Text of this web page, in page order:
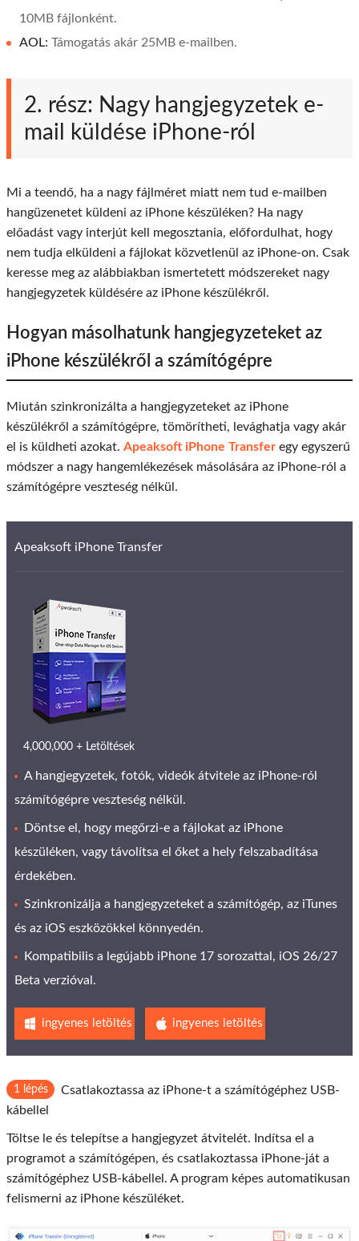
10MB fájlonként.
AOL: Támogatás akár 25MB e-mailben.
2. rész: Nagy hangjegyzetek e-
mail küldése iPhone-ról
Mi a teendő, ha a nagy fájlméret miatt nem tud e-mailben
hangüzenetet küldeni az iPhone készüléken? Ha nagy
előadást vagy interjút kell megosztania, előfordulhat, hogy
nem tudja elküldeni a fájlokat közvetlenül az iPhone-on. Csak
keresse meg az alábbiakban ismertetett módszereket nagy
hangjegyzetek küldésére az iPhone készülékről.
Hogyan másolhatunk hangjegyzeteket az
iPhone készülékről a számítógépre
Miután szinkronizálta a hangjegyzeteket az iPhone
készülékről a számítógépre, tömörítheti, levághatja vagy akár
el is küldheti azokat. Apeaksoft iPhone Transfer egy egyszerű
módszer a nagy hangemlékezések másolására az iPhone-ról a
számítógépre veszteség nélkül.
Apeaksoft iPhone Transfer
4,000,000 + Letöltések
A hangjegyzetek, fotók, videók átvitele az iPhone-ról
számítógépre veszteség nélkül.
Döntse el, hogy megőrzi-e a fájlokat az iPhone
készüléken, vagy távolítsa el őket a hely felszabadítása
érdekében.
Szinkronizálja a hangjegyzeteket a számítógép, az iTunes
és az iOS eszközökkel könnyedén.
Kompatibilis a legújabb iPhone 17 sorozattal, iOS 26/27
Beta verzióval.
ingyenes letöltés ingyenes letöltés
1 lépés
Csatlakoztassa az iPhone-t a számítógéphez USB-
kábellel
Töltse le és telepítse a hangjegyzet átvitelét. Indítsa el a
programot a számítógépen, és csatlakoztassa iPhone-ját a
számítógéphez USB-kábellel. A program képes automatikusan
felismerni az iPhone készüléket.